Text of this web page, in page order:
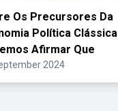
Os Precursores Da
Política Clássica
Afirmar Que
2024